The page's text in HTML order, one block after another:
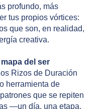
profundo, más
tus propios vórtices:
que son, en realidad,
creativa.
del ser
Rizos de Duración
herramienta de
que se repiten
—un día, una etapa,